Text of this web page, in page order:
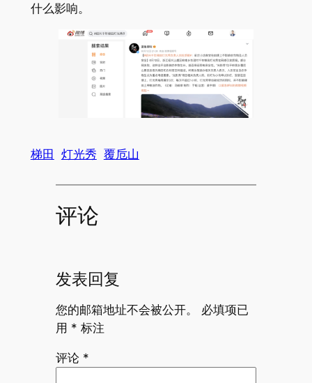
什么影响。
梯田 灯光秀 覆卮山
评论
发表回复
您的邮箱地址不会被公开。
必填项已
用 * 标注
评论 *